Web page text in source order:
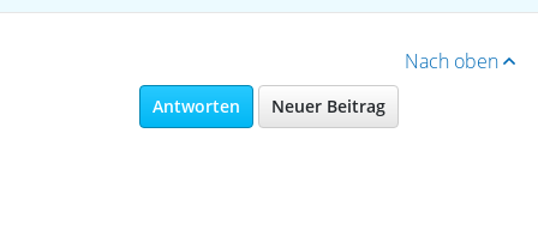
Nach oben
Antworten Neuer Beitrag